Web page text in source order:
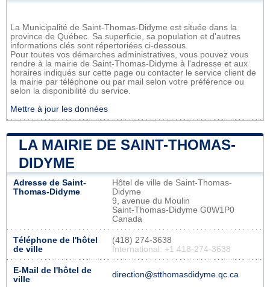
La Municipalité de Saint-Thomas-Didyme est située dans la
province de Québec. Sa superficie, sa population et d'autres
informations clés sont répertoriées ci-dessous.
Pour toutes vos démarches administratives, vous pouvez vous
rendre à la mairie de Saint-Thomas-Didyme à l'adresse et aux
horaires indiqués sur cette page ou contacter le service client de
la mairie par téléphone ou par mail selon votre préférence ou
selon la disponibilité du service.
Mettre à jour les données
LA MAIRIE DE SAINT-THOMAS-
DIDYME
Adresse de Saint-
Thomas-Didyme
Hôtel de ville de Saint-Thomas-
Didyme
9, avenue du Moulin
Saint-Thomas-Didyme G0W1P0
Canada
Téléphone de l'hôtel
de ville
(418) 274-3638
International: +1 418-274-3638
E-Mail de l'hôtel de
ville
direction@stthomasdidyme.qc.ca